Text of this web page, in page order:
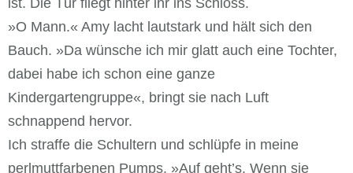
ist. Die Tür fliegt hinter ihr ins Schloss.
»O Mann.« Amy lacht lautstark und hält sich den
Bauch. »Da wünsche ich mir glatt auch eine Tochter,
dabei habe ich schon eine ganze
Kindergartengruppe«, bringt sie nach Luft
schnappend hervor.
Ich straffe die Schultern und schlüpfe in meine
perlmuttfarbenen Pumps. »Auf geht’s. Wenn sie